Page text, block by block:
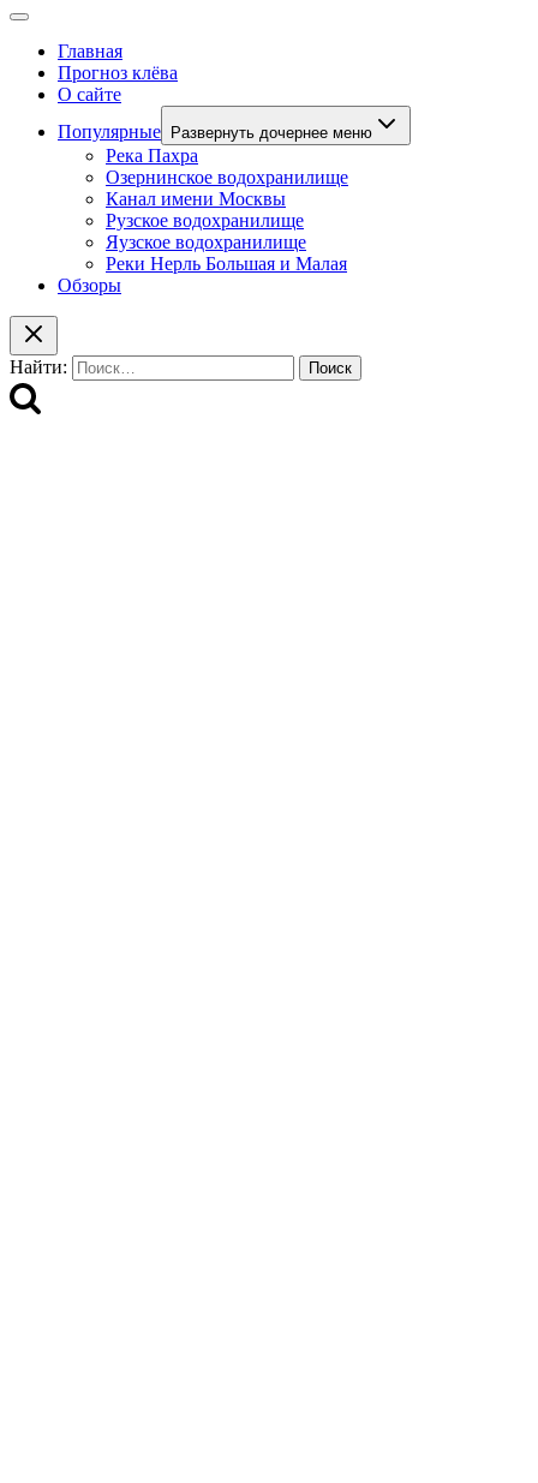
Главная
Прогноз клёва
О сайте
Популярные
Развернуть дочернее меню
Река Пахра
Озернинское водохранилище
Канал имени Москвы
Рузское водохранилище
Яузское водохранилище
Реки Нерль Большая и Малая
Обзоры
Найти: